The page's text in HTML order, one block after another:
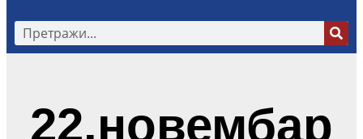
22.новембар